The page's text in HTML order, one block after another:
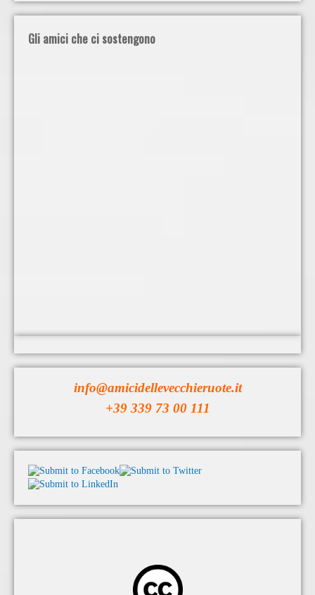
Gli amici che ci sostengono
info@amicidellevecchieruote.it
+39 339 73 00 111